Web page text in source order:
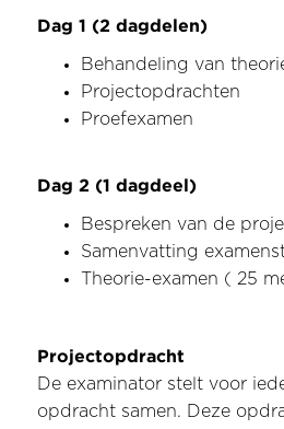
Dag 1 (2 dagdelen)
Behandeling van
Projectopdrachten
Proefexamen
Dag 2 (1 dagdeel)
Bespreken van de
Samenvatting
Theorie-examen ( 25
Projectopdracht
De examinator stelt voor
opdracht samen. Deze